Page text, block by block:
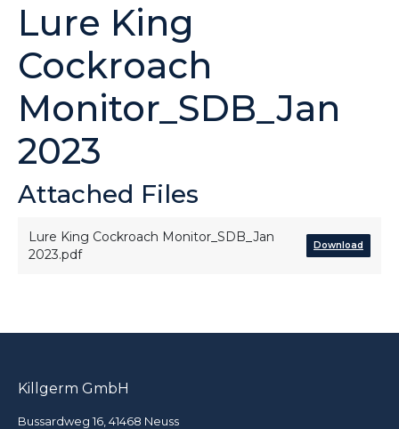
Lure King
Cockroach
Monitor_SDB_Jan
2023
Attached Files
Lure King Cockroach Monitor_SDB_Jan
2023.pdf
Download
Killgerm GmbH
Bussardweg 16, 41468 Neuss